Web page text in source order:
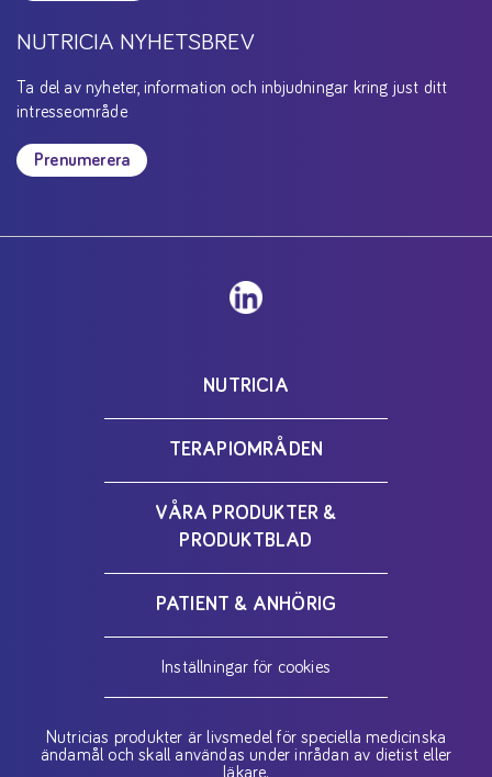
NUTRICIA NYHETSBREV
Ta del av nyheter, information och inbjudningar kring just ditt
intresseområde
Prenumerera
NUTRICIA
TERAPIOMRÅDEN
VÅRA PRODUKTER &
PRODUKTBLAD
PATIENT & ANHÖRIG
Inställningar för cookies
Nutricias produkter är livsmedel för speciella medicinska
ändamål och skall användas under inrådan av dietist eller
läkare.